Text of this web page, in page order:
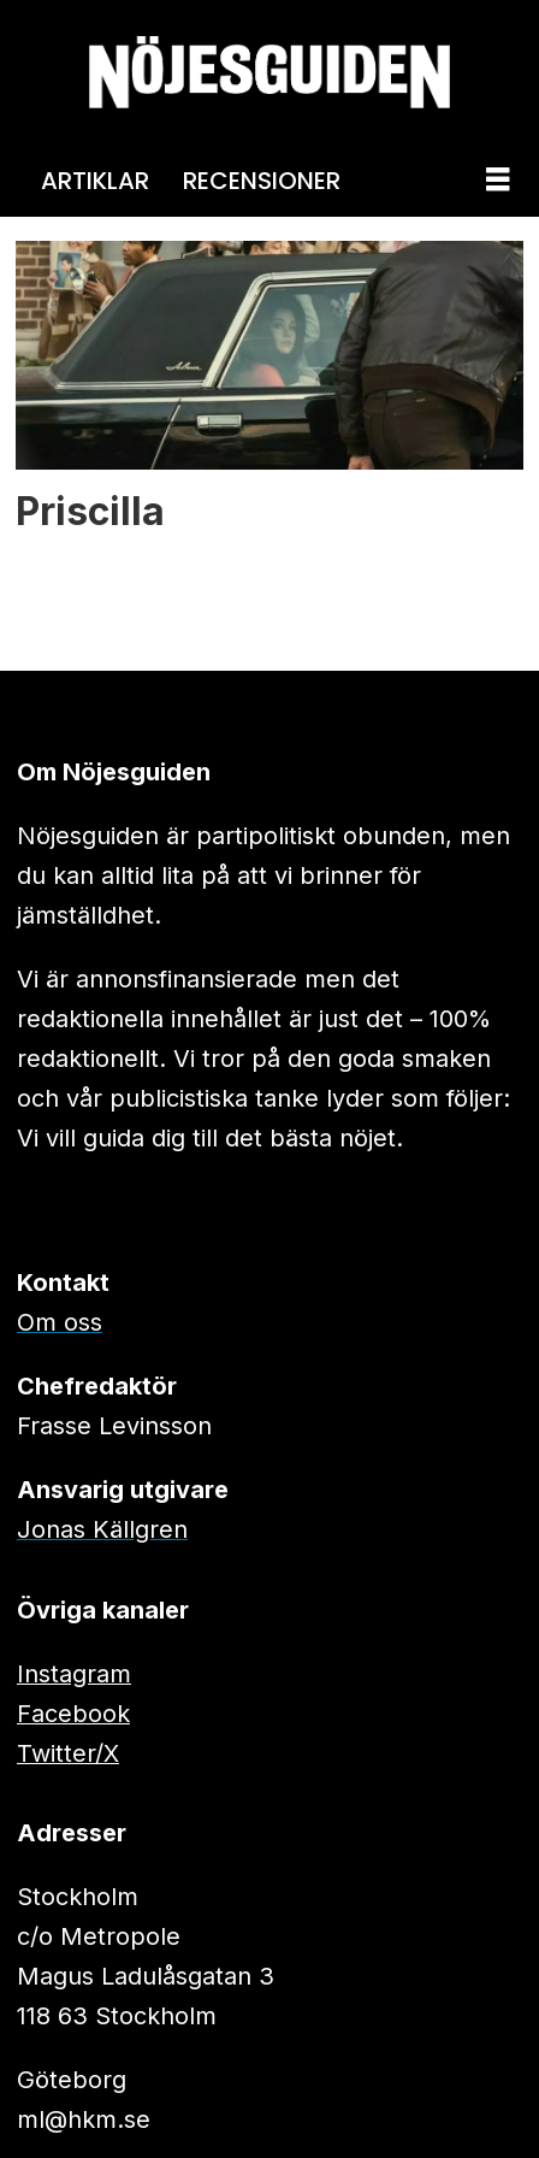
ARTIKLAR RECENSIONER
Tag:
sandra
harmon
Priscilla
Om Nöjesguiden
Nöjesguiden är partipolitiskt obunden, men
du kan alltid lita på att vi brinner för
jämställdhet.
Vi är annonsfinansierade men det
redaktionella innehållet är just det – 100%
redaktionellt. Vi tror på den goda smaken
och vår publicistiska tanke lyder som följer:
Vi vill guida dig till det bästa nöjet.
Kontakt
Om oss
Chefredaktör
Frasse Levinsson
Ansvarig utgivare
Jonas Källgren
Övriga kanaler
Instagram
Facebook
Twitter/X
Adresser
Stockholm
c/o Metropole
Magus Ladulåsgatan 3
118 63 Stockholm
Göteborg
ml@hkm.se